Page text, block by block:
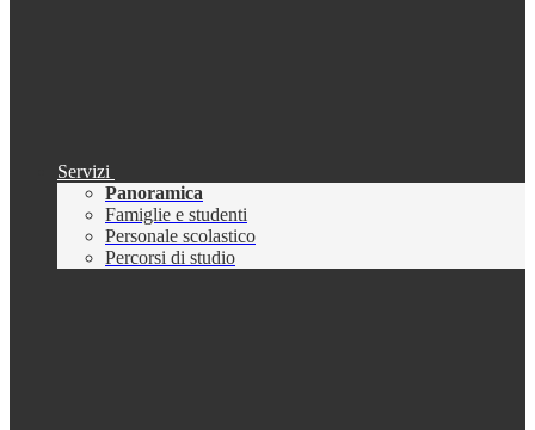
Servizi
Panoramica
Famiglie e studenti
Personale scolastico
Percorsi di studio